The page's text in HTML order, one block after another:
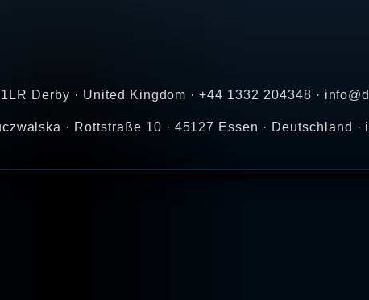
Derby · United Kingdom · +44 1332 204348 ·
· Rottstraße 10 · 45127 Essen · Deutschland ·